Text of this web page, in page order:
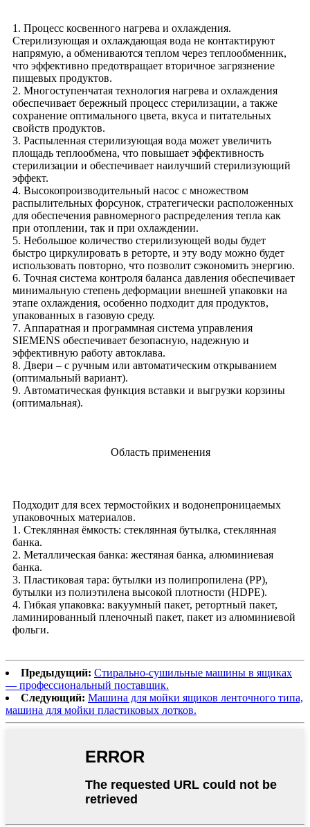
1. Процесс косвенного нагрева и охлаждения.
Стерилизующая и охлаждающая вода не контактируют
напрямую, а обмениваются теплом через теплообменник,
что эффективно предотвращает вторичное загрязнение
пищевых продуктов.
2. Многоступенчатая технология нагрева и охлаждения
обеспечивает бережный процесс стерилизации, а также
сохранение оптимального цвета, вкуса и питательных
свойств продуктов.
3. Распыленная стерилизующая вода может увеличить
площадь теплообмена, что повышает эффективность
стерилизации и обеспечивает наилучший стерилизующий
эффект.
4. Высокопроизводительный насос с множеством
распылительных форсунок, стратегически расположенных
для обеспечения равномерного распределения тепла как
при отоплении, так и при охлаждении.
5. Небольшое количество стерилизующей воды будет
быстро циркулировать в реторте, и эту воду можно будет
использовать повторно, что позволит сэкономить энергию.
6. Точная система контроля баланса давления обеспечивает
минимальную степень деформации внешней упаковки на
этапе охлаждения, особенно подходит для продуктов,
упакованных в газовую среду.
7. Аппаратная и программная система управления
SIEMENS обеспечивает безопасную, надежную и
эффективную работу автоклава.
8. Двери – с ручным или автоматическим открыванием
(оптимальный вариант).
9. Автоматическая функция вставки и выгрузки корзины
(оптимальная).
Область применения
Подходит для всех термостойких и водонепроницаемых
упаковочных материалов.
1. Стеклянная ёмкость: стеклянная бутылка, стеклянная
банка.
2. Металлическая банка: жестяная банка, алюминиевая
банка.
3. Пластиковая тара: бутылки из полипропилена (PP),
бутылки из полиэтилена высокой плотности (HDPE).
4. Гибкая упаковка: вакуумный пакет, ретортный пакет,
ламинированный пленочный пакет, пакет из алюминиевой
фольги.
Предыдущий: Стирально-сушильные машины в ящиках
— профессиональный поставщик.
Следующий: Машина для мойки ящиков ленточного типа,
машина для мойки пластиковых лотков.